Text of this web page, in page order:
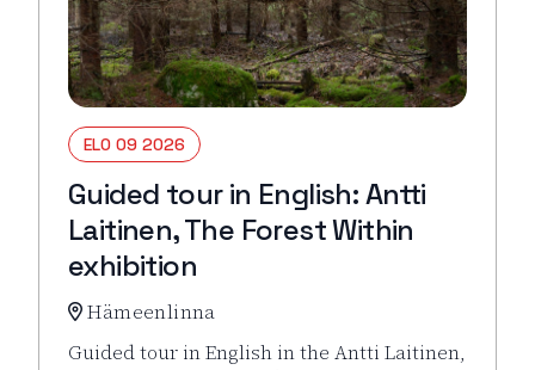
ELO 09 2026
Guided tour in English: Antti
Laitinen, The Forest Within
exhibition
Hämeenlinna
Guided tour in English in the Antti Laitinen,